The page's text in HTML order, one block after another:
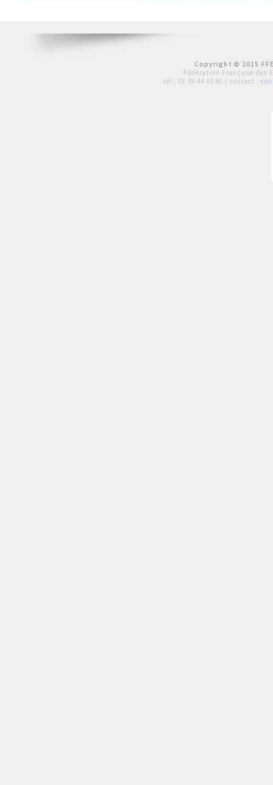
Copyright © 2015
Fédération Française des
tél : 01 39 44 65 80 | contact :